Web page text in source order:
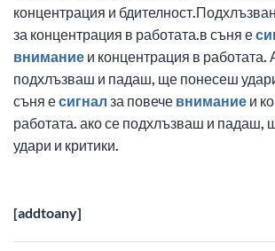
концентрация и
за концентрация в работата.в съня е
внимание и концентрация в работата.
подхлъзваш и падаш, ще понесеш
съня есигнал за повече внимание и
работата. ако се подхлъзваш и падаш,
удари и критики.
[addtoany]